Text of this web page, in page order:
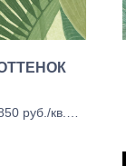
ОТТЕНОК
руб./кв.м.,
— 5450